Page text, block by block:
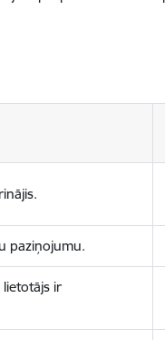
paziņojumu.
ir